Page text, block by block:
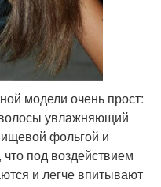
модели очень прост:
увлажняющий
фольгой и
под воздействием
и легче впитывают